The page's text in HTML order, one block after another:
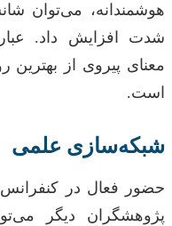
هوشمندانه، می‌توان
شدت افزایش داد.
معنای پیروی از
است.
شبکه‌سازی علمی
حضور فعال در
پژوهشگران دیگر